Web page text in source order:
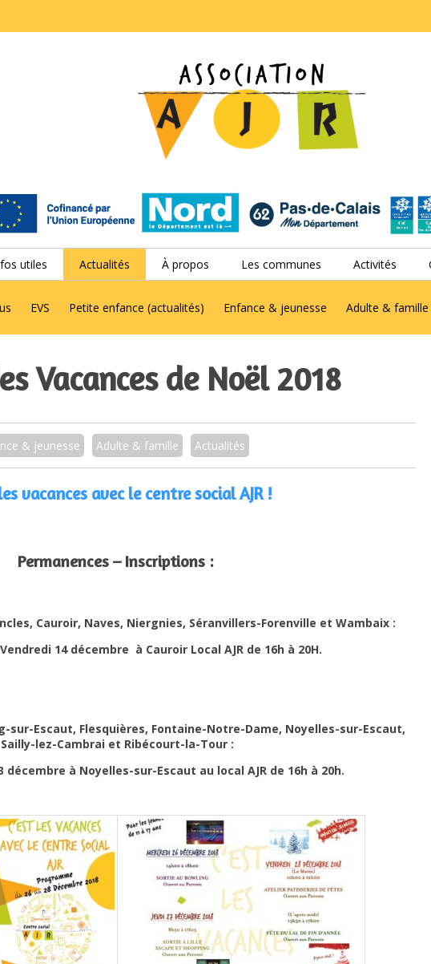
utiles Actualités À propos Les communes Activités
EVS Petite enfance (actualités) Enfance & jeunesse Adulte & famille
Vacances de Noël 2018
& jeunesse Adulte & famille Actualités
vacances avec le centre social AJR !
Permanences – Inscriptions :
Cauroir, Naves, Niergnies, Séranvillers-Forenville et Wambaix :
14 décembre à Cauroir Local AJR de 16h à 20H.
sur-Escaut, Flesquières, Fontaine-Notre-Dame, Noyelles-sur-Escaut,
Sailly-lez-Cambrai et Ribécourt-la-Tour :
décembre à Noyelles-sur-Escaut au local AJR de 16h à 20h.